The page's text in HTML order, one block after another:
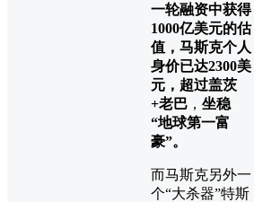
一轮融资中获得
1000亿美元的估
值，马斯克个人
身价已达2300美
元，超过盖茨
+老巴 ， 坐稳
“地球第一富
豪”。
而马斯克另外一
个“大杀器”特斯